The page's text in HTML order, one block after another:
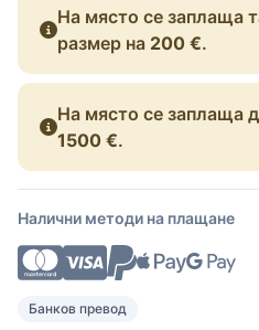
На място се заплаща
размер на 200 €.
На място се заплаща
1500 €.
Налични методи на плащане
Банков превод